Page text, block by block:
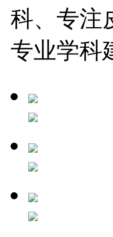
科、专注
专业学科